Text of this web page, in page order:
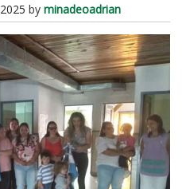
by minadeoadrian